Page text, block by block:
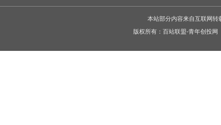
本站部分内容来自互联网
版权所有： 百站联盟-青年创投网